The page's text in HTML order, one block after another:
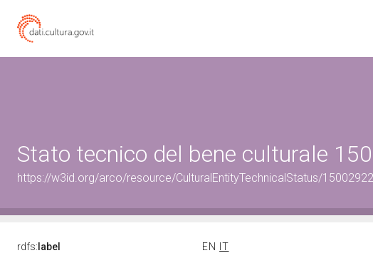
Stato tecnico del bene culturale
https://w3id.org/arco/resource/CulturalEntityTechnicalStatus/
rdfs: label EN
IT